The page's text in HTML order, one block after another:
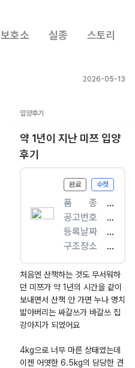
보호소 실종 스토리
2026-05-13
입양후기
약 1년이 지난 미쯔 입양
후기
완료 수컷
품ㅤㅤ종
[
개
]
믹
스
견
공고번호
광
주
-
광
산
-
2
0
5
-
등록날짜
2
0
2
5.
0
6.
2
구조장소
광
산
구
청
처음엔 산책하는 것도 무서워하
던 미쯔가 약 1년의 시간을 같이
보내면서 산책 안 가면 누나 명치
밟아버리는 싸갈쓰가 바갈쓰 집
강아지가 되었어요
4kg으로 너무 마른 상태였는데
이젠 어엿한 6.5kg의 당당한 견